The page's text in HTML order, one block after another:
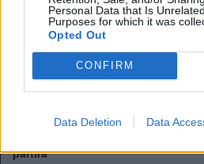
Personal Data that Is
Purposes for which it was
Opted Out
CONFIRM
Data Deletion Data
League Cup:5
FA Community Shield:4
Champions League:
Supercoppa Europea:2
Coppa del Mondo per Club:1
partirà